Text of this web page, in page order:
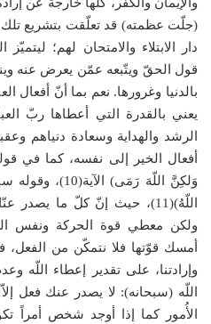
(جلّت عظمته) قد تعلّقت بتشريع تلك
دار الابتلاء والامتحان لهم؛
قول الحقّ ويتّبعه عمّن يعرض عنه
بالدنيا وغرورها. نعم بما أنّ أفعال
يعني بالقدرة التي أعطاها ربّ
الرشد والهداية وسعادة دنياهم
أفعال الخير إلى نفسه، كما في
وَلكِنَّ اللّهَ رَمَى)
اللّهُ)(11)، حيث إنّ كلّ ما
ولكن معطي قوة الحركة ونفس
أمسك قوّتها فلا نتمكّن من الفعل،
وإرادتنا، على تقدير إعطاء اللّه
اللّه (سبحانه): لا يصدر عنك فعل
الأُمور كما إذا أوجد شخص أمراً